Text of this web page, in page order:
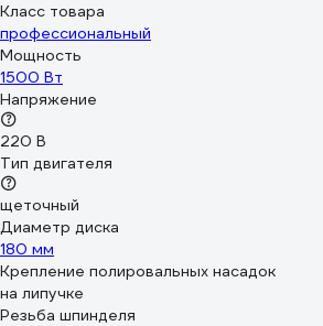
Класс товара
профессиональный
Мощность
1500 Вт
Напряжение
220 В
Тип двигателя
щеточный
Диаметр диска
180 мм
Крепление полировальных насадок
на липучке
Резьба шпинделя